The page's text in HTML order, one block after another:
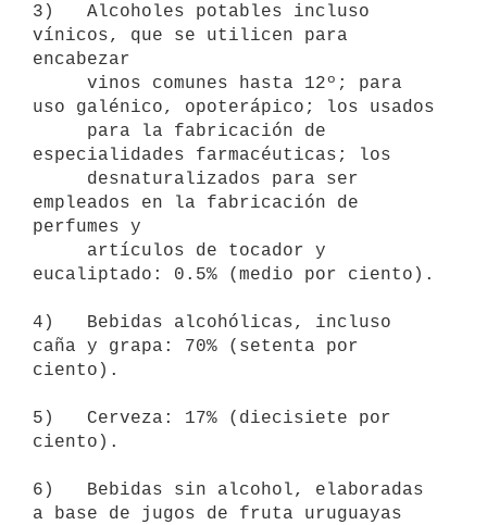
3)   Alcoholes potables incluso
vínicos, que se utilicen para
encabezar
uso galénico, opoterápico; los usados
especialidades farmacéuticas; los
empleados en la fabricación de
perfumes y
eucaliptado: 0.5% (medio por ciento).
4)   Bebidas alcohólicas, incluso
caña y grapa: 70% (setenta por
ciento).
5)   Cerveza: 17% (diecisiete por
ciento).
6)   Bebidas sin alcohol, elaboradas
a base de jugos de fruta uruguayas